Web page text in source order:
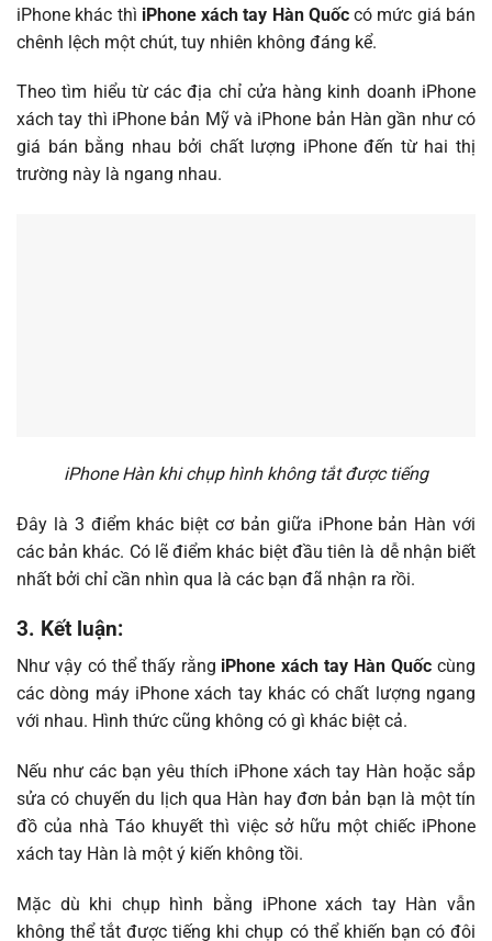
iPhone khác thì iPhone xách tay Hàn Quốccó mức giá bán
chênh lệch một chút, tuy nhiên không đáng kể.
Theo tìm hiểu từ các địa chỉ cửa hàng kinh doanh iPhone
xách tay thì iPhone bản Mỹ và iPhone bản Hàn gần như có
giá bán bằng nhau bởi chất lượng iPhone đến từ hai thị
trường này là ngang nhau.
iPhone Hàn khi chụp hình không tắt được tiếng
Đây là 3 điểm khác biệt cơ bản giữa iPhone bản Hàn với
các bản khác. Có lẽ điểm khác biệt đầu tiên là dễ nhận biết
nhất bởi chỉ cần nhìn qua là các bạn đã nhận ra rồi.
3. Kết luận:
Như vậy có thể thấy rằng iPhone xách tay Hàn Quốc cùng
các dòng máy iPhone xách tay khác có chất lượng ngang
với nhau. Hình thức cũng không có gì khác biệt cả.
Nếu như các bạn yêu thích iPhone xách tay Hàn hoặc sắp
sửa có chuyến du lịch qua Hàn hay đơn bản bạn là một tín
đồ của nhà Táo khuyết thì việc sở hữu một chiếc iPhone
xách tay Hàn là một ý kiến không tồi.
Mặc dù khi chụp hình bằng iPhone xách tay Hàn vẫn
không thể tắt được tiếng khi chụp có thể khiến bạn có đôi